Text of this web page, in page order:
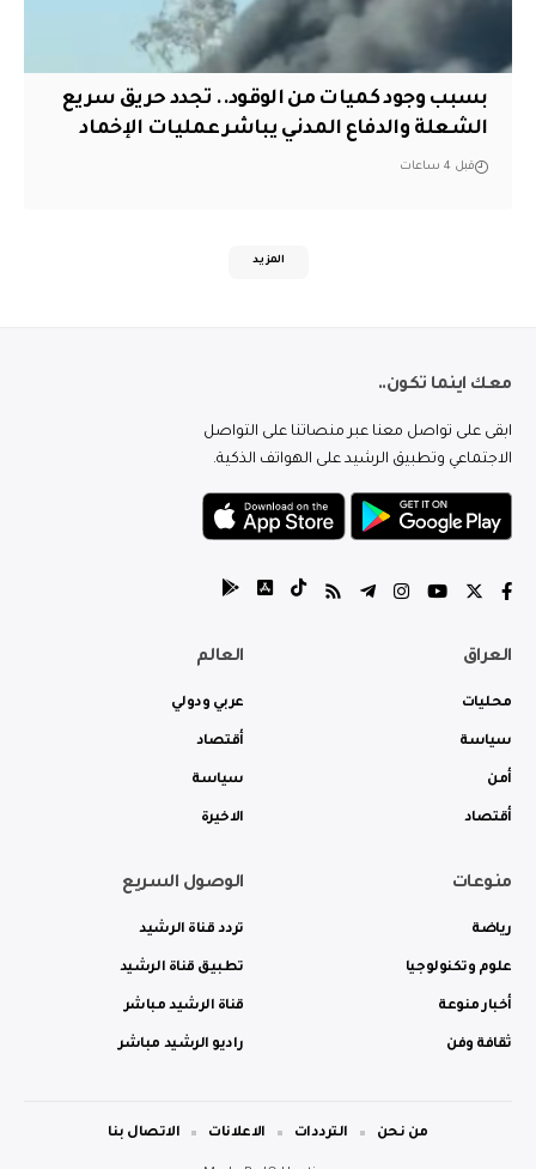
بسبب وجود كميات من الوقود.. تجدد حريق سريع
الشعلة والدفاع المدني يباشر عمليات الإخماد
قبل 4 ساعات
المزيد
معك اينما تكون..
ابقى على تواصل معنا عبر منصاتنا على التواصل
الاجتماعي وتطبيق الرشيد على الهواتف الذكية.
العراق
محليات
سياسة
أمن
أقتصاد
العالم
عربي ودولي
أقتصاد
سياسة
الاخيرة
منوعات
رياضة
علوم وتكنولوجيا
أخبار منوعة
ثقافة وفن
الوصول السريع
تردد قناة الرشيد
تطبيق قناة الرشيد
قناة الرشيد مباشر
راديو الرشيد مباشر
من نحن الترددات الاعلانات الاتصال بنا